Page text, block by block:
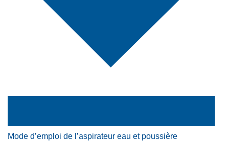
Mode d’emploi de l’aspirateur eau et poussière